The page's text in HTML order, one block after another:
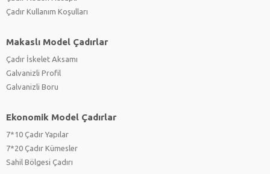
Çadır Kullanım Koşulları
Makaslı Model Çadırlar
Çadır İskelet Aksamı
Galvanizli Profil
Galvanizli Boru
Ekonomik Model Çadırlar
7*10 Çadır Yapılar
7*20 Çadır Kümesler
Sahil Bölgesi Çadırı